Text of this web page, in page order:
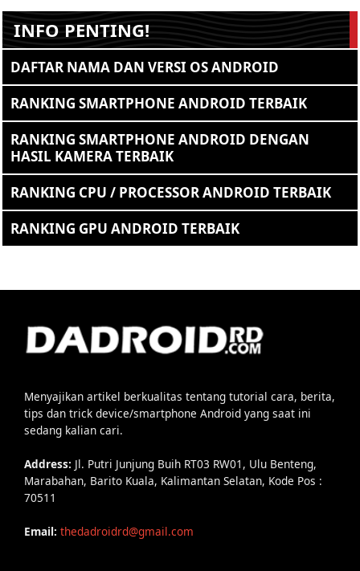
INFO PENTING!
DAFTAR NAMA DAN VERSI OS ANDROID
RANKING SMARTPHONE ANDROID TERBAIK
RANKING SMARTPHONE ANDROID DENGAN
HASIL KAMERA TERBAIK
RANKING CPU / PROCESSOR ANDROID TERBAIK
RANKING GPU ANDROID TERBAIK
Menyajikan artikel berkualitas tentang tutorial cara, berita,
tips dan trick device/smartphone Android yang saat ini
sedang kalian cari.
Address: Jl. Putri Junjung Buih RT03 RW01, Ulu Benteng,
Marabahan, Barito Kuala, Kalimantan Selatan, Kode Pos :
70511
Email: thedadroidrd@gmail.com